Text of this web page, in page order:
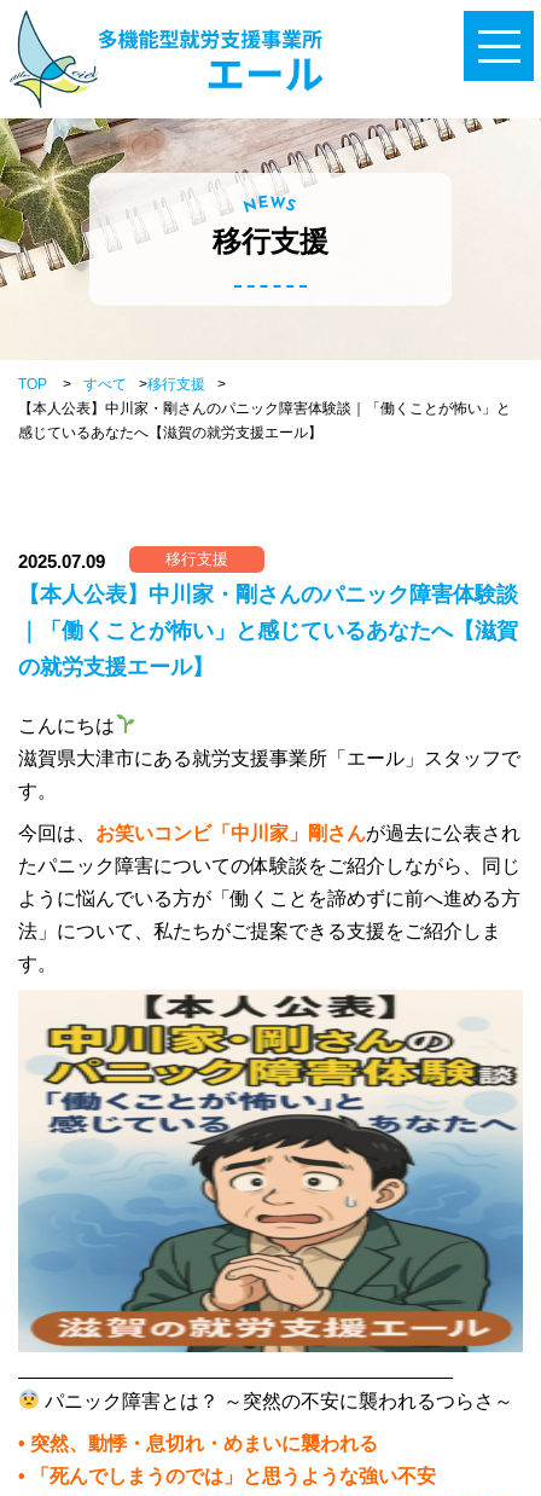
NEWS
移行支援
TOP > すべて >移行支援
>
【本人公表】中川家・剛さんのパニック障害体験談｜「働くことが怖い」と
感じているあなたへ【滋賀の就労支援エール】
2025.07.09 移行支援
【本人公表】中川家・剛さんのパニック障害体験談
｜「働くことが怖い」と感じているあなたへ【滋賀
の就労支援エール】
こんにちは
滋賀県大津市にある就労支援事業所「エール」スタッフで
す。
今回は、 お笑いコンビ「中川家」剛さんが過去に公表され
たパニック障害についての体験談をご紹介しながら、同じ
ように悩んでいる方が「働くことを諦めずに前へ進める方
法」について、私たちがご提案できる支援をご紹介しま
す。
パニック障害とは？ ～突然の不安に襲われるつらさ～
• 突然、動悸・息切れ・めまいに襲われる
• 「死んでしまうのでは」と思うような強い不安